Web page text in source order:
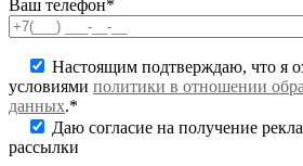
Ваш телефон*
Настоящим подтверждаю, что я
условиями политики в отношении
данных.*
Даю согласие на получение
рассылки